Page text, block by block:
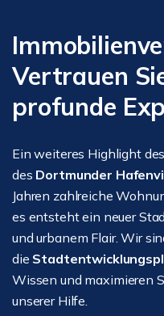
Vertrauen
profunde
Ein weiteres Highlight
des Dortmunder
Jahren zahlreiche
es entsteht ein neuer
und urbanem Flair. Wir
die
Wissen und maximieren
unserer Hilfe.